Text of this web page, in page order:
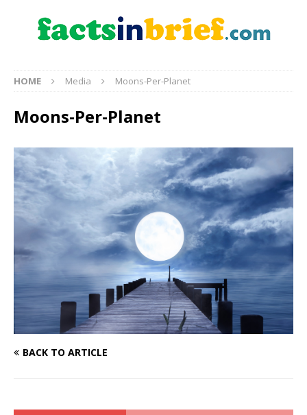
HOME Media Moons-Per-Planet
Moons-Per-Planet
BACK TO ARTICLE